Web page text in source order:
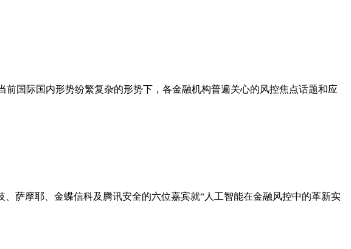
国际国内形势纷繁复杂的形势下，各金融机构普遍关心的风控焦点话题和应
萨摩耶、金蝶信科及腾讯安全的六位嘉宾就“人工智能在金融风控中的革新实